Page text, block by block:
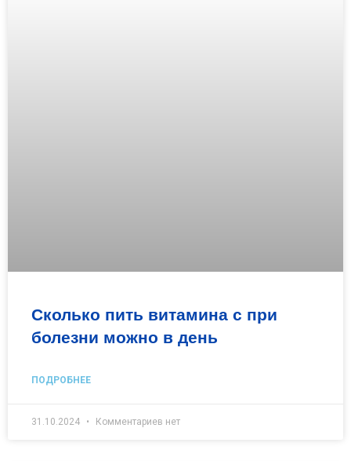
Сколько пить витамина с при
болезни можно в день
ПОДРОБНЕЕ
31.10.2024 Комментариев нет